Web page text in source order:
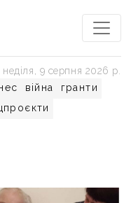
війна
гранти
неділя, 9 серпня 2026 р.